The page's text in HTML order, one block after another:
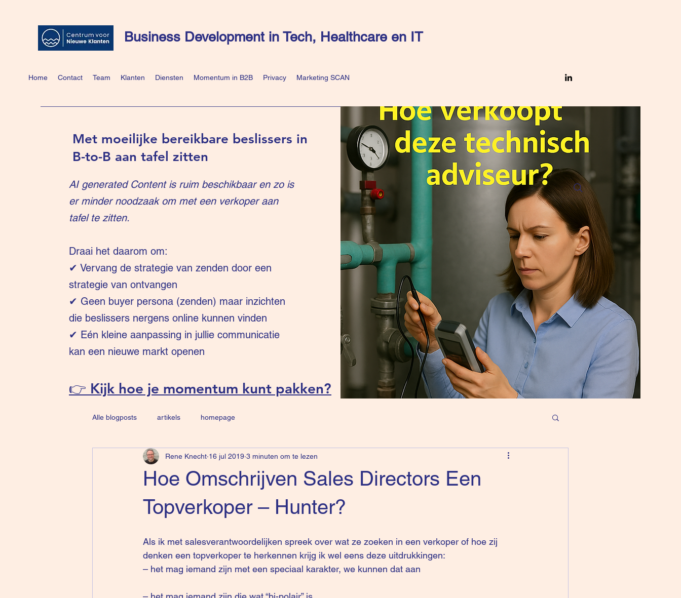
Business Development in Tech, Healthcare en IT
Home Contact Team Klanten Diensten Momentum in B2B Privacy Marketing SCAN
Met moeilijke bereikbare beslissers in
B-to-B aan tafel zitten
AI generated Content is ruim beschikbaar en zo is
er minder noodzaak om met een verkoper aan
tafel te zitten.
Draai het daarom om:
✔ Vervang de strategie van zenden door een
strategie van ontvangen
✔ Geen buyer persona (zenden) maar inzichten
die beslissers nergens online kunnen vinden
✔ Eén kleine aanpassing in jullie communicatie
kan een nieuwe markt openen
👉 Kijk hoe je momentum kunt pakken?
Alle blogposts artikels homepage
Hoe Omschrijven Sales Directors Een
Topverkoper – Hunter?
Rene Knecht 16 jul 2019 3 minuten om te lezen
Als ik met salesverantwoordelijken spreek over wat ze zoeken in een verkoper of hoe zij
denken een topverkoper te herkennen krijg ik wel eens deze uitdrukkingen:
– het mag iemand zijn met een speciaal karakter, we kunnen dat aan